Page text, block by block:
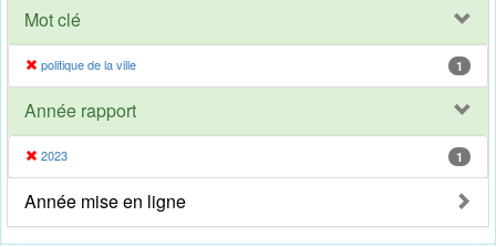
Mot clé
politique de la ville 1
Année rapport
2023 1
Année mise en ligne